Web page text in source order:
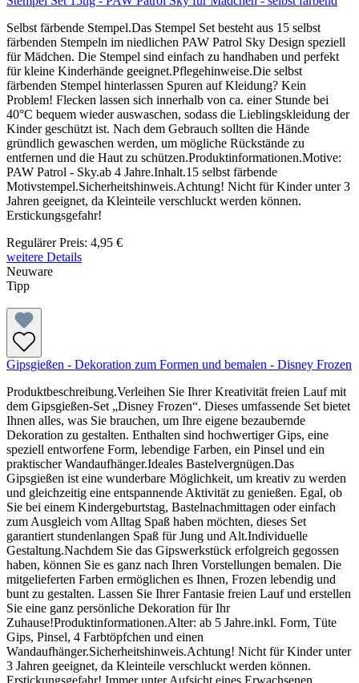
Selbst färbende Stempel.Das Stempel Set besteht aus 15 selbst
färbenden Stempeln im niedlichen PAW Patrol Sky Design speziell
für Mädchen. Die Stempel sind einfach zu handhaben und perfekt
für kleine Kinderhände geeignet.Pflegehinweise.Die selbst
färbenden Stempel hinterlassen Spuren auf Kleidung? Kein
Problem! Flecken lassen sich innerhalb von ca. einer Stunde bei
40°C bequem wieder auswaschen, sodass die Lieblingskleidung der
Kinder geschützt ist. Nach dem Gebrauch sollten die Hände
gründlich gewaschen werden, um mögliche Rückstände zu
entfernen und die Haut zu schützen.Produktinformationen.Motive:
PAW Patrol - Sky.ab 4 Jahre.Inhalt.15 selbst färbende
Motivstempel.Sicherheitshinweis.Achtung! Nicht für Kinder unter 3
Jahren geeignet, da Kleinteile verschluckt werden können.
Erstickungsgefahr!
Regulärer Preis: 4,95 €
weitere Details
Neuware
Tipp
Gipsgießen - Dekoration zum Formen und bemalen - Disney Frozen
Produktbeschreibung.Verleihen Sie Ihrer Kreativität freien Lauf mit
dem Gipsgießen-Set „Disney Frozen“. Dieses umfassende Set bietet
Ihnen alles, was Sie brauchen, um Ihre eigene bezaubernde
Dekoration zu gestalten. Enthalten sind hochwertiger Gips, eine
speziell entworfene Form, lebendige Farben, ein Pinsel und ein
praktischer Wandaufhänger.Ideales Bastelvergnügen.Das
Gipsgießen ist eine wunderbare Möglichkeit, um kreativ zu werden
und gleichzeitig eine entspannende Aktivität zu genießen. Egal, ob
Sie bei einem Kindergeburtstag, Bastelnachmittagen oder einfach
zum Ausgleich vom Alltag Spaß haben möchten, dieses Set
garantiert stundenlangen Spaß für Jung und Alt.Individuelle
Gestaltung.Nachdem Sie das Gipswerkstück erfolgreich gegossen
haben, können Sie es ganz nach Ihren Vorstellungen bemalen. Die
mitgelieferten Farben ermöglichen es Ihnen, Frozen lebendig und
bunt zu gestalten. Lassen Sie Ihrer Fantasie freien Lauf und erstellen
Sie eine ganz persönliche Dekoration für Ihr
Zuhause!Produktinformationen.Alter: ab 5 Jahre.inkl. Form, Tüte
Gips, Pinsel, 4 Farbtöpfchen und einen
Wandaufhänger.Sicherheitshinweis.Achtung! Nicht für Kinder unter
3 Jahren geeignet, da Kleinteile verschluckt werden können.
Erstickungsgefahr! Immer unter Aufsicht eines Erwachsenen